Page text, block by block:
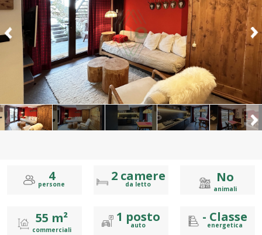
4
persone
2 camere
da letto No
animali
55 m²
commerciali
1 posto
auto
- Classe
energetica